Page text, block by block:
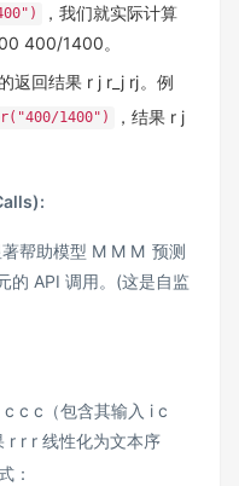
，我们就实际计算
400/1400。
返回结果 r j r_j rj。例
1400") ，结果 r j
帮助模型 M M M 预测
的 API 调用。(这是自监
c c c （包含其输入 i c
r r r 线性化为文本序
：